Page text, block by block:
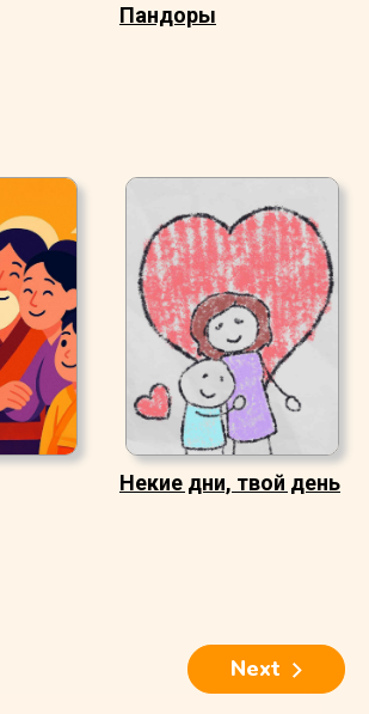
Пандоры
Некие дни, твой день
Next